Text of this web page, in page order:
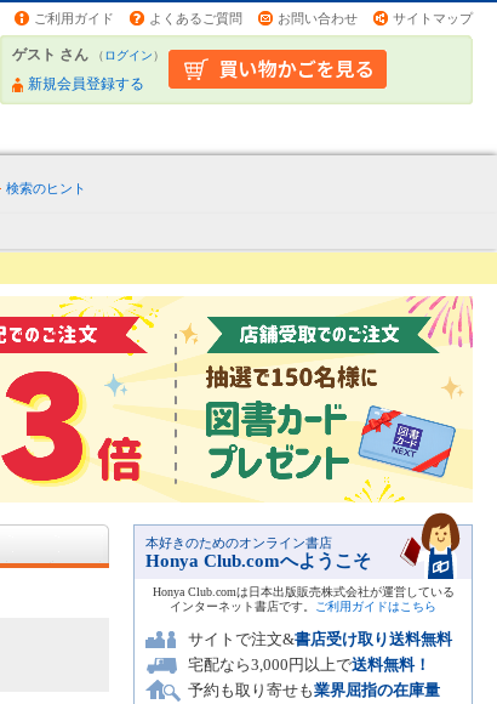
ご利用ガイド よくあるご質問 お問い合わせ サイトマップ
ゲスト さん （ログイン）
新規会員登録する
検索のヒント
本好きのためのオンライン書店
Honya Club.comへようこそ
Honya Club.comは日本出版販売株式会社が運営している
インターネット書店です。
ご利用ガイドはこちら
サイトで注文&書店受け取り送料無料
宅配なら3,000円以上で送料無料！
予約も取り寄せも業界屈指の在庫量